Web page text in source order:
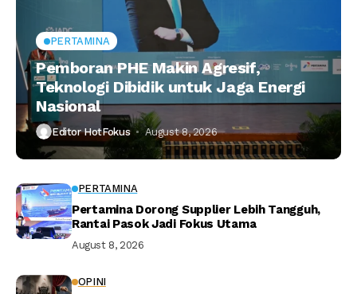
PERTAMINA
Pemboran PHE Makin Agresif,
Teknologi Dibidik untuk Jaga Energi
Nasional
Editor HotFokus August 8, 2026
PERTAMINA
Pertamina Dorong Supplier Lebih Tangguh,
Rantai Pasok Jadi Fokus Utama
August 8, 2026
OPINI